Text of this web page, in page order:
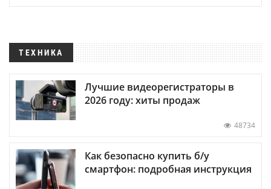
ТЕХНИКА
Лучшие видеорегистраторы в
2026 году: хиты продаж
48734
Как безопасно купить б/у
смартфон: подробная инструкция